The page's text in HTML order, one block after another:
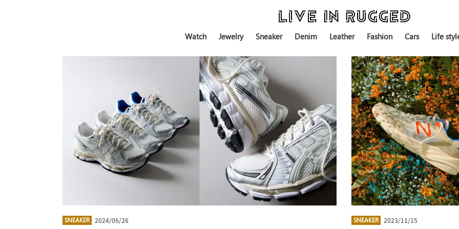
Watch Jewelry Sneaker Denim Leather Fashion Cars Life
SNEAKER 2024/06/26 SNEAKER 2023/11/15